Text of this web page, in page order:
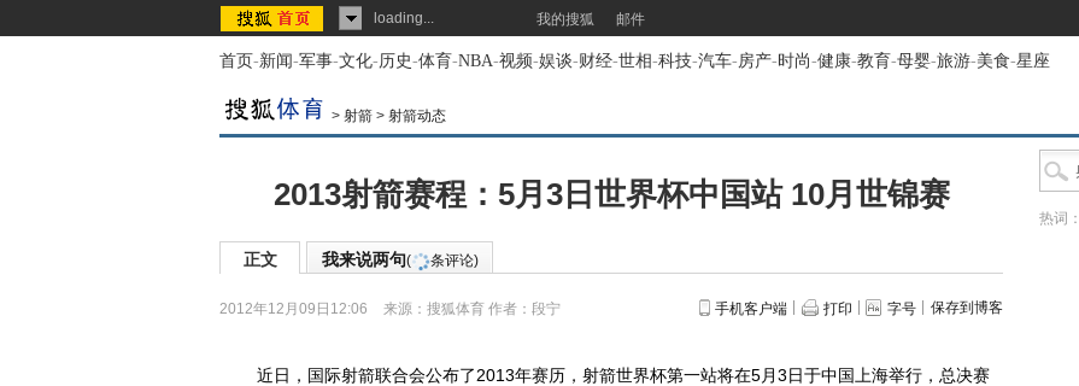
loading... 我的搜狐 邮件
首页-新闻-军事-文化-历史-体育-NBA-视频-娱谈-财经-世相-科技-汽车-房产-时尚-健康-教育-母婴-旅游-美食-星座
> 射箭 > 射箭动态
2013射箭赛程：5月3日世界杯中国站 10月世锦赛
正文 我来说两句( 条评论)
2012年12月09日12:06 来源： 搜狐体育 作者：段宁 手机客户端 打印 字号 保存到博客
近日，国际射箭联合会公布了2013年赛历，射箭世界杯第一站将在5月3日于中国上海举行，总决赛
热词：